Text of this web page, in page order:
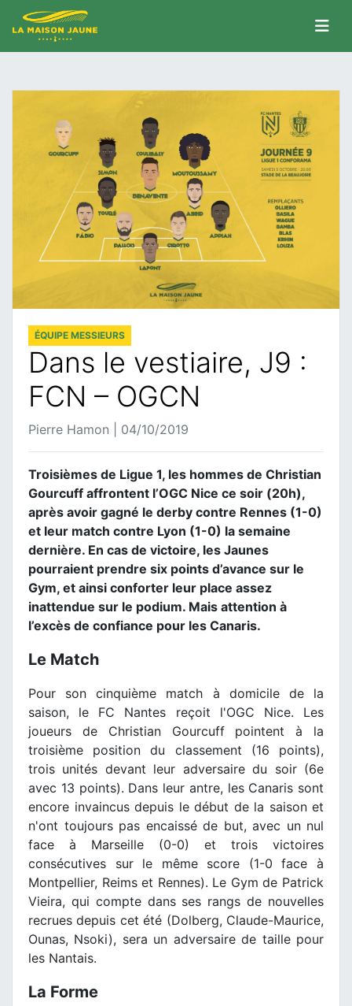
ÉQUIPE MESSIEURS
Dans le vestiaire, J9 :
FCN – OGCN
Pierre Hamon | 04/10/2019
Troisièmes de Ligue 1, les hommes de Christian
Gourcuff affrontent l’OGC Nice ce soir (20h),
après avoir gagné le derby contre Rennes (1-0)
et leur match contre Lyon (1-0) la semaine
dernière. En cas de victoire, les Jaunes
pourraient prendre six points d’avance sur le
Gym, et ainsi conforter leur place assez
inattendue sur le podium. Mais attention à
l’excès de confiance pour les Canaris.
Le Match
Pour son cinquième match à domicile de la
saison, le FC Nantes reçoit l'OGC Nice. Les
joueurs de Christian Gourcuff pointent à la
troisième position du classement (16 points),
trois unités devant leur adversaire du soir (6e
avec 13 points). Dans leur antre, les Canaris sont
encore invaincus depuis le début de la saison et
n'ont toujours pas encaissé de but, avec un nul
face à Marseille (0-0) et trois victoires
consécutives sur le même score (1-0 face à
Montpellier, Reims et Rennes). Le Gym de Patrick
Vieira, qui compte dans ses rangs de nouvelles
recrues depuis cet été (Dolberg, Claude-Maurice,
Ounas, Nsoki), sera un adversaire de taille pour
les Nantais.
La Forme